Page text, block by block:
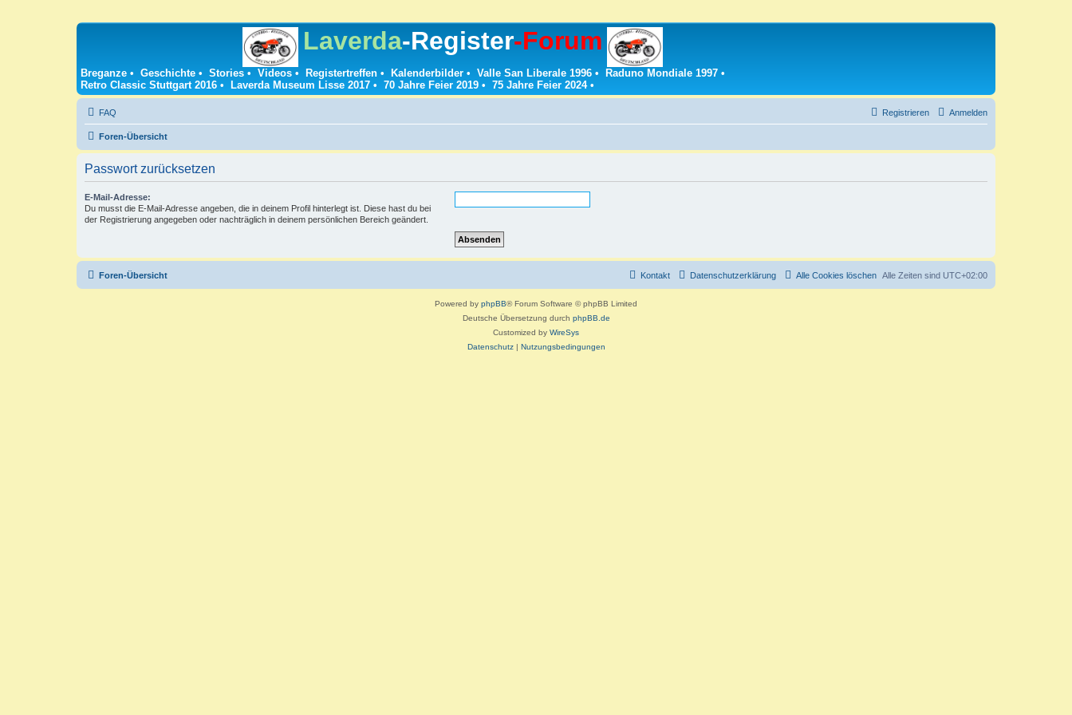
Laverda-Register-Forum
Breganze • Geschichte • Stories • Videos • Registertreffen • Kalenderbilder • Valle San Liberale 1996 • Raduno Mondiale 1997 •
Retro Classic Stuttgart 2016 • Laverda Museum Lisse 2017 • 70 Jahre Feier 2019 • 75 Jahre Feier 2024•
FAQ Anmelden
Registrieren
Foren-Übersicht
Passwort zurücksetzen
E-Mail-Adresse:
Du musst die E-Mail-Adresse angeben, die in deinem Profil hinterlegt ist. Diese hast du bei
der Registrierung angegeben oder nachträglich in deinem persönlichen Bereich geändert.
Foren-Übersicht Alle Zeiten sind UTC+02:00
Alle Cookies löschen
Datenschutzerklärung
Kontakt
Powered by phpBB® Forum Software © phpBB Limited
Deutsche Übersetzung durch phpBB.de
Customized by WireSys
Datenschutz| Nutzungsbedingungen